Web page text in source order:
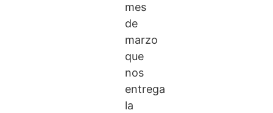
mes
de
marzo
que
nos
entrega
la